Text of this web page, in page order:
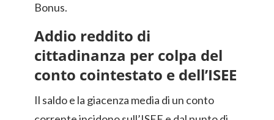
Bonus.
Addio reddito di
cittadinanza per colpa del
conto cointestato e dell’ISEE
Il saldo e la giacenza media di un conto